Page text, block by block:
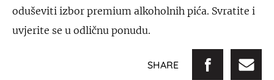
oduševiti izbor premium alkoholnih pića. Svratite i
uvjerite se u odličnu ponudu.
SHARE